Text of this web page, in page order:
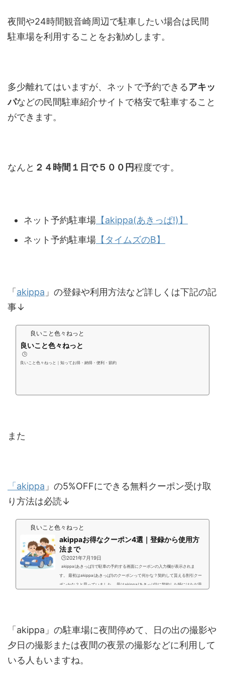
夜間や24時間観音崎周辺で駐車したい場合は民間
駐車場を利用することをお勧めします。
多少離れてはいますが、ネットで予約できるアキッ
パなどの民間駐車紹介サイトで格安で駐車すること
ができます。
なんと ２４時間１日で５００円程度です。
ネット予約駐車場 【akippa(あきっぱ!)】
ネット予約駐車場 【タイムズのB】
「 akippa 」の登録や利用方法など詳しくは下記の記
事↓
良いこと色々ねっと
良いこと色々ねっと
🕒️
良いこと色々ねっと｜知ってお得・納得・便利・節約
また
「akippa 」の5%OFFにできる無料クーポン受け取
り方法は必読↓
良いこと色々ねっと
akippaお得なクーポン4選｜登録から使用方
法まで
🕒️2021年7月19日
akippa(あきっぱ!)で駐車の予約する画面にクーポンの入力欄が表示されま
す。 最初はakippa(あきっぱ!)のクーポンって何かな？契約して貰える割引クー
ポンかな？と思っていました。 昔はakippa(あきっぱ!)に契約した時にはただ昔
「akippa」の駐車場に夜間停めて、日の出の撮影や
夕日の撮影または夜間の夜景の撮影などに利用して
いる人もいますね。